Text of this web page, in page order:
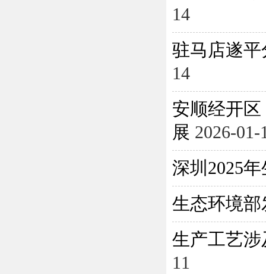
14
驻马店遂平
14
安顺经开
展 2026-01-
深圳2025
生态环境
生产工艺
11